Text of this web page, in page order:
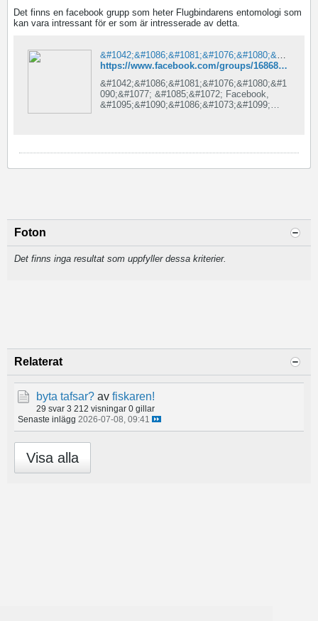
Det finns en facebook grupp som heter Flugbindarens entomologi som
kan vara intressant för er som är intresserade av detta.
https://www.facebook.com/groups/1686808561605046/
&#1042;&#1086;&#1081;&#1076;&#1080;&#1
090;&#1077; &#1085;&#1072; Facebook,
&#1095;&#1090;&#1086;&#1073;&#1099;
074;&#1077;&#1085;&#1085;&#1080;&#1082;
Foton
Det finns inga resultat som uppfyller dessa kriterier.
Relaterat
byta tafsar? av fiskaren!
29 svar 3 212 visningar 0 gillar
Senaste inlägg 2026-07-08, 09:41
Visa alla